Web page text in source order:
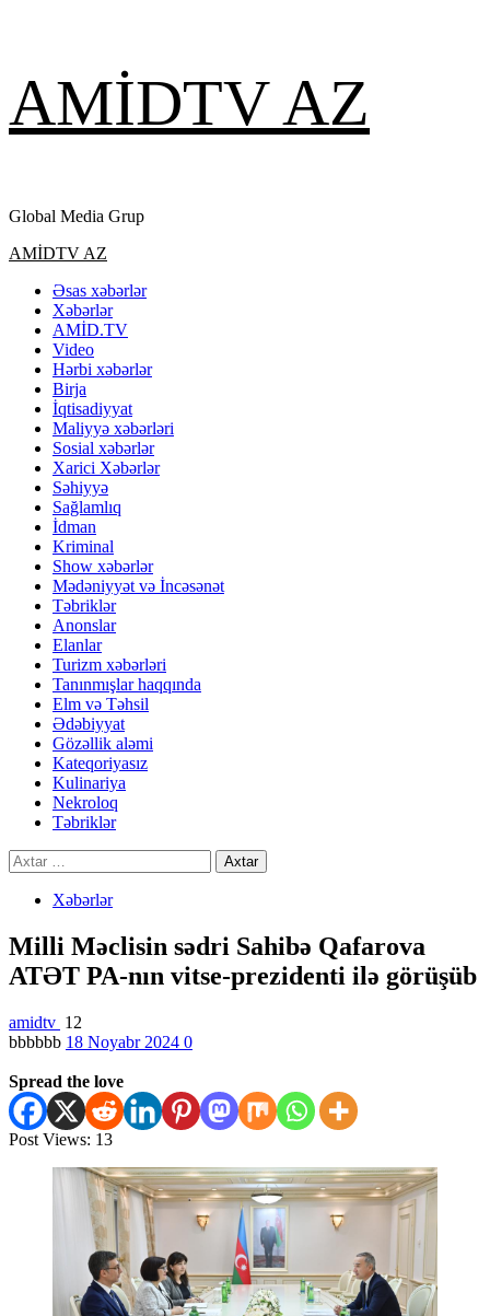
content
AMİDTV AZ
Global Media Grup
Primary
AMİDTV AZ
Əsas xəbərlər
Xəbərlər
AMİD.TV
Video
Hərbi xəbərlər
Birja
İqtisadiyyat
Maliyyə xəbərləri
Sosial xəbərlər
Xarici Xəbərlər
Səhiyyə
Sağlamlıq
İdman
Kriminal
Show xəbərlər
Mədəniyyət və İncəsənət
Təbriklər
Anonslar
Elanlar
Turizm xəbərləri
Tanınmışlar haqqında
Elm və Təhsil
Ədəbiyyat
Gözəllik aləmi
Kateqoriyasız
Kulinariya
Nekroloq
Təbriklər
Axtarış:
Xəbərlər
Milli Məclisin sədri Sahibə Qafarova
ATƏT PA-nın vitse-prezidenti ilə görüşüb
amidtv 12
bbbbbb 18 Noyabr 2024 0
Spread the love
Post Views: 13